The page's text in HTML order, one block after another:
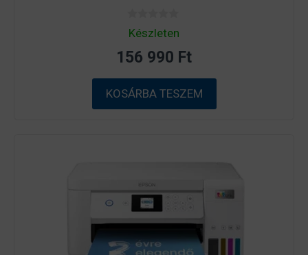
0
a
5
ő
l
Készleten
156 990 Ft
KOSÁRBA TESZEM